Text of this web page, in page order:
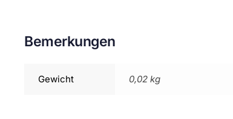
Bemerkungen
Gewicht 0,02 kg